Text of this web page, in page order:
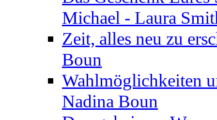
Michael - Laura
Zeit, alles neu zu
Boun
Wahlmöglichkeiten
Nadina Boun